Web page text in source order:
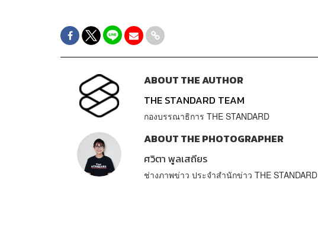
ABOUT THE AUTHOR
THE STANDARD TEAM
กองบรรณาธิการ THE STANDARD
ABOUT THE PHOTOGRAPHER
ศวิตา พูลเสถียร
ช่างภาพข่าว ประจำสำนักข่าว THE STANDARD